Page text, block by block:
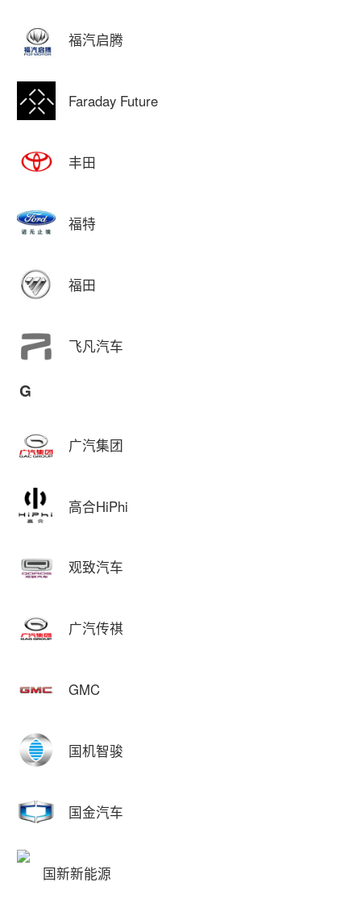
福汽启腾
Faraday Future
丰田
福特
福田
飞凡汽车
G
广汽集团
高合HiPhi
观致汽车
广汽传祺
GMC
国机智骏
国金汽车
国新新能源